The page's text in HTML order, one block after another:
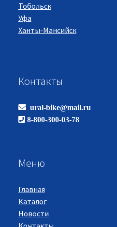
Тобольск
Уфа
Ханты-Мансийск
Контакты
ural-bike@mail.ru
8-800-300-03-78
Меню
Главная
Каталог
Новости